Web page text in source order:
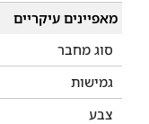
מאפיינים עיקריים
סוג מחבר
גמישות
צבע